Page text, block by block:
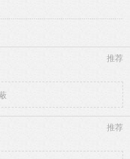
推荐
推荐